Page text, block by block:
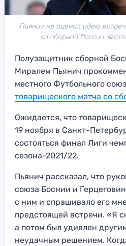
Пьянич не оценил идею
со сборной России.
Полузащитник сборной
Миралем Пьянич
местного Футбольного
товарищеского матча со
Ожидается, что
19 ноября в Санкт-
состояться финал Лиги
сезона-2021/22.
Пьянич рассказал, что
союза Боснии и
с ним и спрашивало его
предстоящей встречи. «Я
а потом был удивлен
неудачным решением.